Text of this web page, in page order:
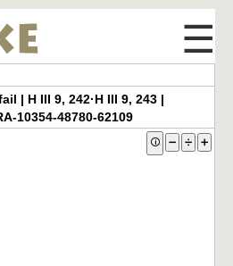
☰
| H III 9, 242·H III 9, 243 |
10354-48780-62109